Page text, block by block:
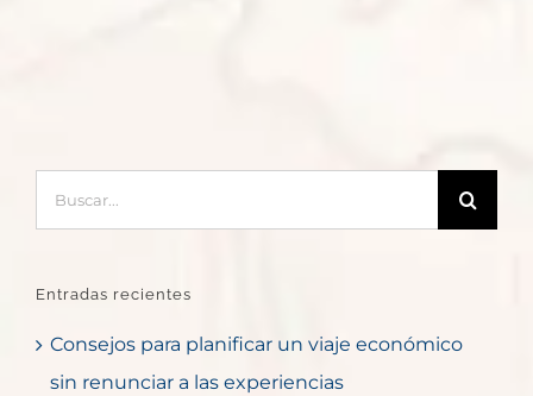
Entradas recientes
Consejos para planificar un viaje económico
sin renunciar a las experiencias